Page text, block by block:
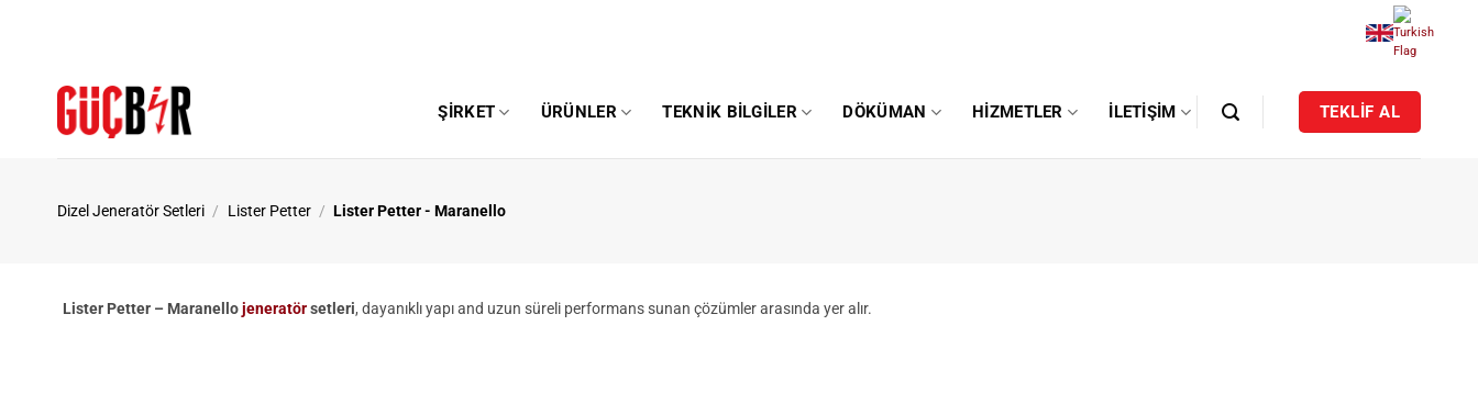
ŞIRKET ÜRÜNLER TEKNIK BILGILER DÖKÜMAN HIZMETLER İLETIŞIM TEKLİF AL
Dizel Jeneratör Setleri / Lister Petter / Lister Petter - Maranello
Lister Petter – Maranellojeneratörsetleri, dayanıklı yapı and uzun süreli performans sunan çözümler arasında yer alır.